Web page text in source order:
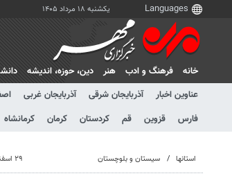
یکشنبه ۱۸ مرداد ۱۴۰۵
خانه فرهنگ و ادب هنر دين، حوزه، انديشه
عناوین اخبار
آذربایجان شرقی آذربایجان غربی
فارس
قزوین قم کردستان کرمان کرمانشاه
استانها سیستان و بلوچستان ۲۹ اسفند ۱۳۹۸، ۱۴:۵۱